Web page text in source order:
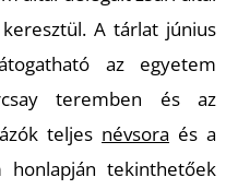
A tárlat június
az egyetem
teremben és az
teljes névsora és a
tekinthetőek